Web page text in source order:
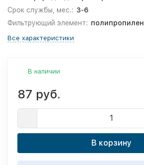
Срок службы, мес.: 3-6
Фильтрующий элемент: полипропилен
Все характеристики
В наличии
87 руб.
В корзину